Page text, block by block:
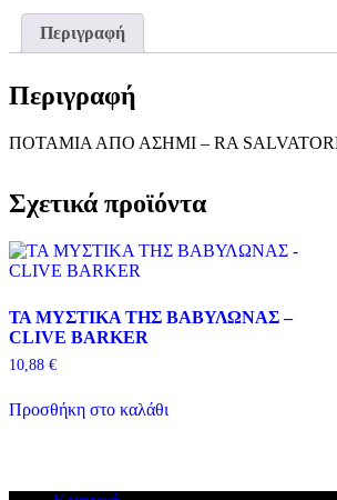
Περιγραφή
Περιγραφή
ΠΟΤΑΜΙΑ ΑΠΟ ΑΣΗΜΙ – RA
Σχετικά προϊόντα
ΤΑ ΜΥΣΤΙΚΑ ΤΗΣ ΒΑΒΥΛΩΝΑΣ –
CLIVE BARKER
10,88 €
Προσθήκη στο καλάθι